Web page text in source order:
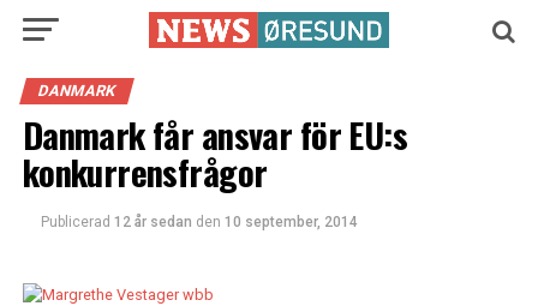
DANMARK
Danmark får ansvar för EU:s
konkurrensfrågor
Publicerad 12 år sedan den 10 september, 2014